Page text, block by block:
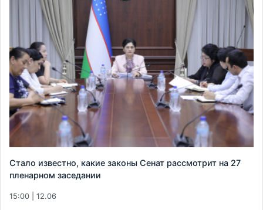
Стало известно, какие законы Сенат рассмотрит на 27
пленарном заседании
15:00 | 12.06